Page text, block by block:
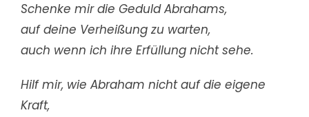
Schenke mir die Geduld Abrahams,
auf deine Verheißung zu warten,
auch wenn ich ihre Erfüllung nicht sehe.
Hilf mir, wie Abraham nicht auf die eigene
Kraft,